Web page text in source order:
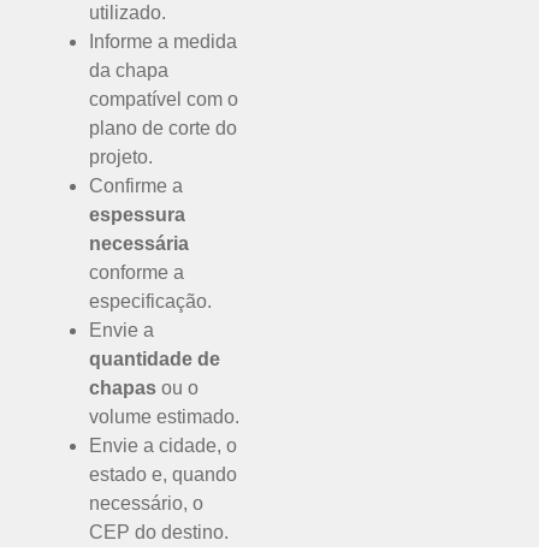
utilizado.
Informe a medida
da chapa
compatível com o
plano de corte do
projeto.
Confirme a
espessura
necessária
conforme a
especificação.
Envie a
quantidade de
chapas ou o
volume estimado.
Envie a cidade, o
estado e, quando
necessário, o
CEP do destino.